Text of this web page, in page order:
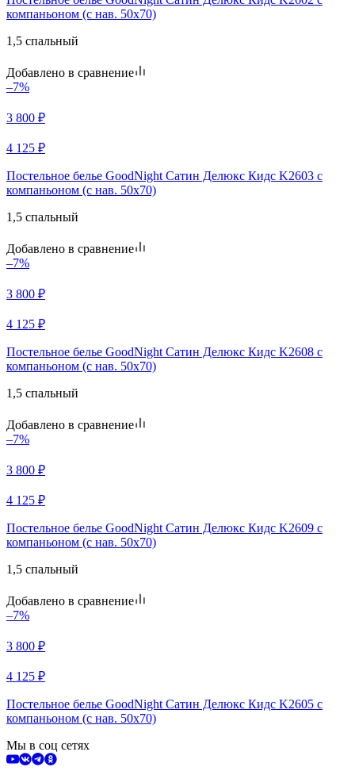
компаньоном (с нав. 50х70)
1,5 спальный
Добавлено в сравнение
–7%
3 800 ₽
4 125 ₽
Постельное белье GoodNight Сатин Делюкс Кидс K2603 с
компаньоном (с нав. 50х70)
1,5 спальный
Добавлено в сравнение
–7%
3 800 ₽
4 125 ₽
Постельное белье GoodNight Сатин Делюкс Кидс K2608 с
компаньоном (с нав. 50х70)
1,5 спальный
Добавлено в сравнение
–7%
3 800 ₽
4 125 ₽
Постельное белье GoodNight Сатин Делюкс Кидс K2609 с
компаньоном (с нав. 50х70)
1,5 спальный
Добавлено в сравнение
–7%
3 800 ₽
4 125 ₽
Постельное белье GoodNight Сатин Делюкс Кидс K2605 с
компаньоном (с нав. 50х70)
Мы в соц сетях